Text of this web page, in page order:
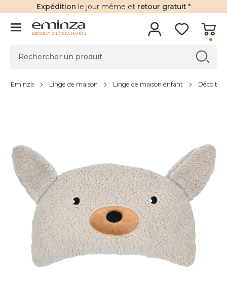
Expédition le jour même et retour gratuit *
DÉCORATION DE LA MAISON
Eminza Linge de maison Linge de maison enfant Déco